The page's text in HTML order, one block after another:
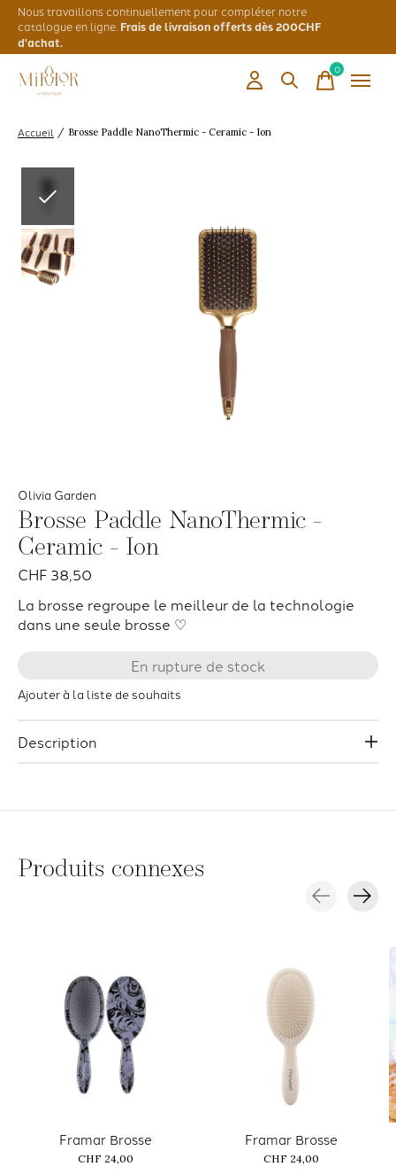
Nous travaillons continuellement pour compléter notre
catalogue en ligne. Frais de livraison offerts dès 200CHF
d'achat.
0items
Accueil / Brosse Paddle NanoThermic - Ceramic - Ion
Olivia Garden
Brosse Paddle NanoThermic -
Ceramic - Ion
CHF 38,50
La brosse regroupe le meilleur de la technologie
dans une seule brosse ♡
En rupture de stock
Ajouter à la liste de souhaits
Description
Produits connexes
Framar Brosse
CHF 24,00
Framar Brosse
CHF 24,00